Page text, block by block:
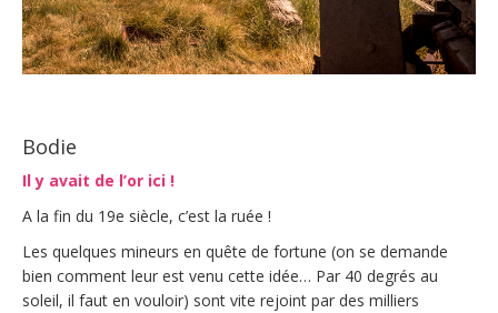
Bodie
Il y avait de l’or ici !
A la fin du 19e siècle, c’est la ruée !
Les quelques mineurs en quête de fortune (on se demande
bien comment leur est venu cette idée… Par 40 degrés au
soleil, il faut en vouloir) sont vite rejoint par des milliers